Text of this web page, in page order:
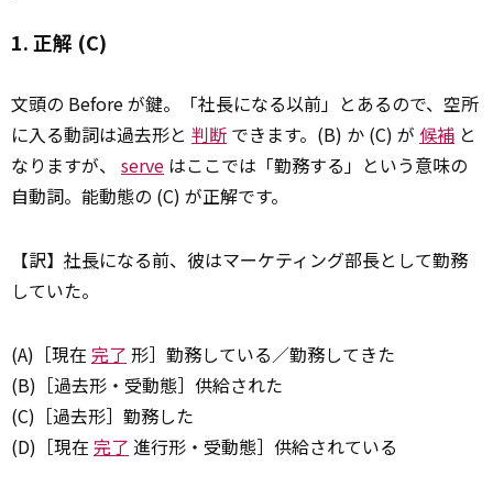
1. 正解 (C)
文頭の Before が鍵。「社長になる以前」とあるので、空所
に入る動詞は過去形と 判断 できます。(B) か (C) が 候補 と
なりますが、 serve はここでは「勤務する」という意味の
自動詞。能動態の (C) が正解です。
【訳】 社長になる前、彼はマーケティング部長として勤務
していた。
(A)［現在 完了 形］勤務している／勤務してきた
(B)［過去形・受動態］供給された
(C)［過去形］勤務した
(D)［現在 完了 進行形・受動態］供給されている